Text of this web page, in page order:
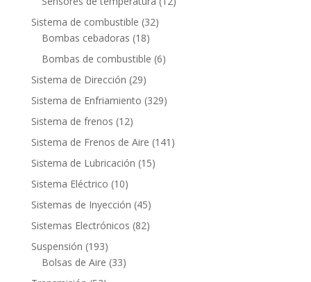
Sistema de combustible 3232
Bombas cebadoras 1818
productos
Bombas de combustible 66
Sistema de Dirección 2929
productos
Sistema de Enfriamiento 329329
Sistema de frenos 1212
productos
Sistema de Frenos de Aire 141 141
Sistema de Lubricación 1515
Sistema Eléctrico 1010
productos
Sistemas de Inyección 4545
productos
Sistemas Electrónicos 8282
Suspensión 193193
productos
Bolsas de Aire 3333